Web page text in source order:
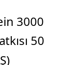
3000
50